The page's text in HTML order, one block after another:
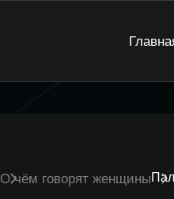
О чём говорят женщины